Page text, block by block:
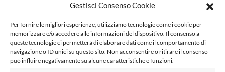
Gestisci Consenso Cookie
Per fornire le migliori esperienze, utilizziamo tecnologie come i cookie per
memorizzare e/o accedere alle informazioni del dispositivo. Il consenso a
queste tecnologie ci permetterà di elaborare dati come il comportamento di
navigazione o ID unici su questo sito. Non acconsentire o ritirare il consenso
può influire negativamente su alcune caratteristiche e funzioni.
www.laletteraturaenoi.it
fondato da Romano Luperini
Questo blog non rappresenta una testata giornalistica in
quanto viene aggiornato senza alcuna periodicità. Non può